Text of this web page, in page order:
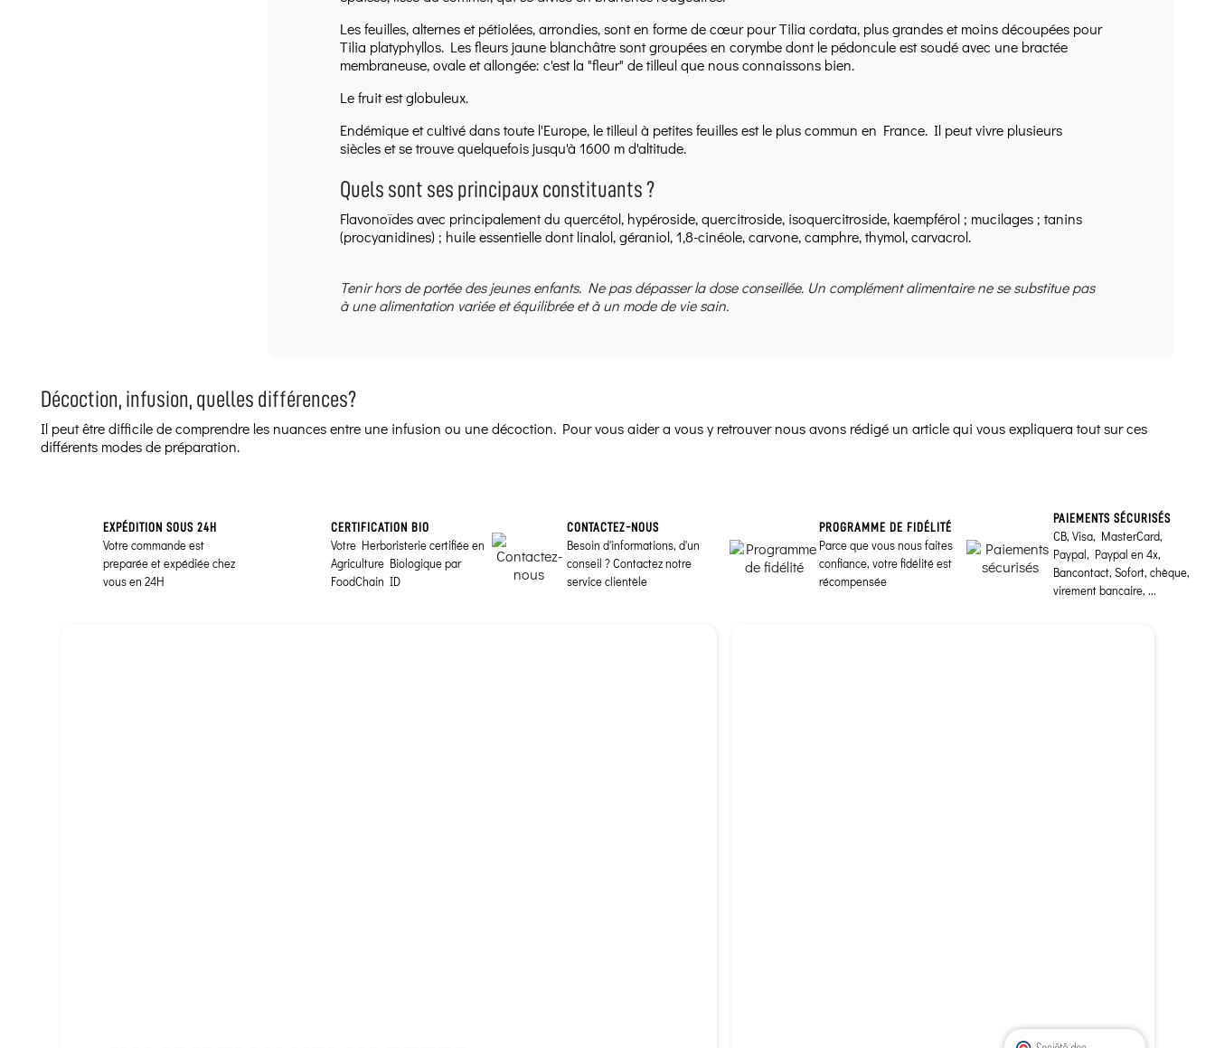
Les feuilles, alternes et pétiolées, arrondies, sont en forme de cœur pour Tilia cordata, plus grandes et moins découpées pour
Tilia platyphyllos. Les fleurs jaune blanchâtre sont groupées en corymbe dont le pédoncule est soudé avec une bractée
membraneuse, ovale et allongée: c'est la "fleur" de tilleul que nous connaissons bien.
Le fruit est globuleux.
Endémique et cultivé dans toute l'Europe, le tilleul à petites feuilles est le plus commun en France. Il peut vivre plusieurs
siècles et se trouve quelquefois jusqu'à 1600 m d'altitude.
Quels sont ses principaux constituants ?
Flavonoïdes avec principalement du quercétol, hypéroside, quercitroside, isoquercitroside, kaempférol ; mucilages ; tanins
(procyanidines) ; huile essentielle dont linalol, géraniol, 1,8-cinéole, carvone, camphre, thymol, carvacrol.
Tenir hors de portée des jeunes enfants. Ne pas dépasser la dose conseillée. Un complément alimentaire ne se substitue pas
à une alimentation variée et équilibrée et à un mode de vie sain.
Décoction, infusion, quelles différences?
Il peut être difficile de comprendre les nuances entre une infusion ou une décoction. Pour vous aider a vous y retrouver nous avons rédigé un article qui vous expliquera tout sur ces
différents modes de préparation.
EXPÉDITION SOUS 24H
Votre commande est
preparée et expédiée chez
vous en 24H
CERTIFICATION BIO
Votre Herboristerie certifiée en
Agriculture Biologique par
FoodChain ID
CONTACTEZ-NOUS
Besoin d'informations, d'un
conseil ? Contactez notre
service clientèle
PROGRAMME DE FIDÉLITÉ
Parce que vous nous faites
confiance, votre fidélité est
récompensée
PAIEMENTS SÉCURISÉS
CB, Visa, MasterCard,
Paypal, Paypal en 4x,
Bancontact, Sofort, chèque,
virement bancaire, ...